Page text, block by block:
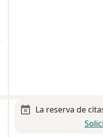
La reserva de